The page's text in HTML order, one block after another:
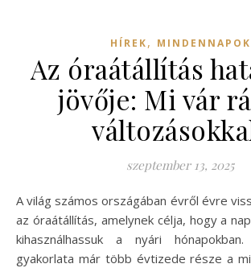
HÍREK, MINDENNAPOK
Az óraátállítás
jövője: Mi vár
szeptember 13, 2025
A világ számos országában évről évre visszatérő esemény
az óraátállítás, amelynek célja, hogy a
kihasználhassuk a nyári
gyakorlata már több évtizede része a